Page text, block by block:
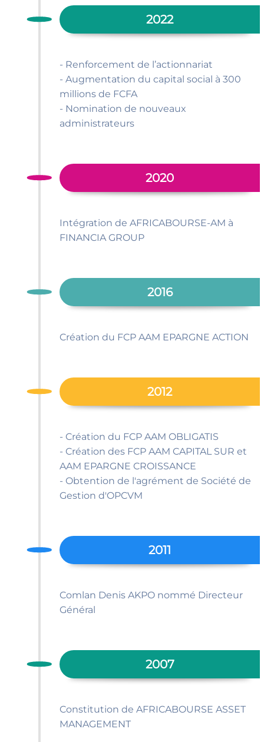
2022
- Renforcement de l’actionnariat
- Augmentation du capital social à 300
millions de FCFA
- Nomination de nouveaux
administrateurs
2020
Intégration de AFRICABOURSE-AM à
FINANCIA GROUP
2016
Création du FCP AAM EPARGNE ACTION
2012
- Création du FCP AAM OBLIGATIS
- Création des FCP AAM CAPITAL SUR et
AAM EPARGNE CROISSANCE
- Obtention de l'agrément de Société de
Gestion d'OPCVM
2011
Comlan Denis AKPO nommé Directeur
Général
2007
Constitution de AFRICABOURSE ASSET
MANAGEMENT